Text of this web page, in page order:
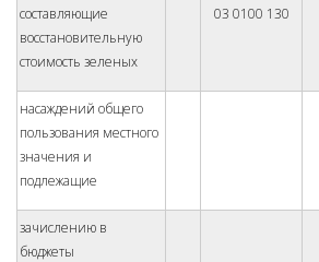
составляющие
восстановительную
стоимость зеленых
03 0100 130
насаждений общего
пользования местного
значения и
подлежащие
зачислению в
бюджеты